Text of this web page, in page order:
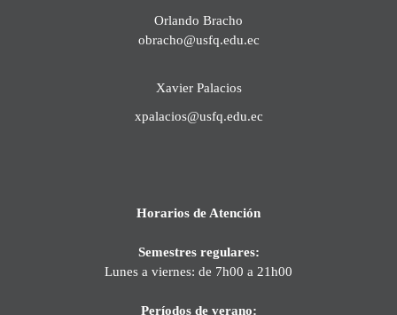
Orlando Bracho
obracho@usfq.edu.ec
Xavier Palacios
xpalacios@usfq.edu.ec
Horarios de Atención
Semestres regulares:
Lunes a viernes: de 7h00 a 21h00
Períodos de verano: